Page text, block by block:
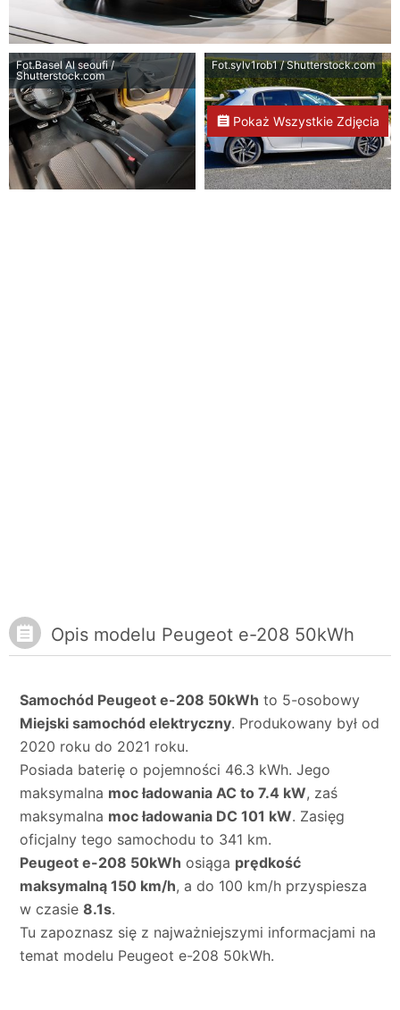
Fot.Basel Al seoufi /
Shutterstock.com
Fot.sylv1rob1 / Shutterstock.com
Pokaż Wszystkie Zdjęcia
Opis modelu Peugeot e-208 50kWh
Samochód Peugeot e-208 50kWh to 5-osobowy
Miejski samochód elektryczny. Produkowany był od
2020 roku do 2021 roku.
Posiada baterię o pojemności 46.3 kWh. Jego
maksymalna moc ładowania AC to 7.4 kW, zaś
maksymalna moc ładowania DC 101 kW. Zasięg
oficjalny tego samochodu to 341 km.
Peugeot e-208 50kWh osiąga prędkość
maksymalną 150 km/h, a do 100 km/h przyspiesza
w czasie 8.1s.
Tu zapoznasz się z najważniejszymi informacjami na
temat modelu Peugeot e-208 50kWh.